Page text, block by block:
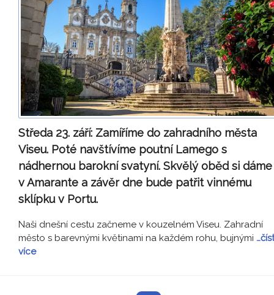
Středa 23. září: Zamíříme do zahradního města
Viseu. Poté navštívíme poutní Lamego s
nádhernou barokní svatyní. Skvělý oběd si dáme
v Amarante a závěr dne bude patřit vinnému
sklípku v Portu.
Naši dnešní cestu začneme v kouzelném Viseu. Zahradní
město s barevnými květinami na každém rohu, bujnými …číst
více